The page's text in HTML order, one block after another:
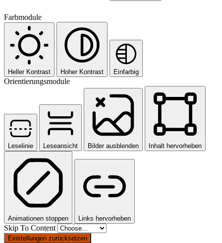
Farbmodule
Heller Kontrast Hoher Kontrast Einfarbig
Orientierungsmodule
Leselinie Leseansicht Bilder ausblenden Inhalt hervorheben
Animationen stoppen Links hervorheben
Skip To Content
Einstellungen zurücksetzen